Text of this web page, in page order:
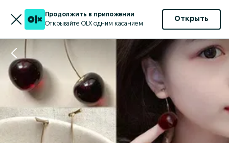
Продолжить в приложении
Открывайте OLX одним касанием
Открыть